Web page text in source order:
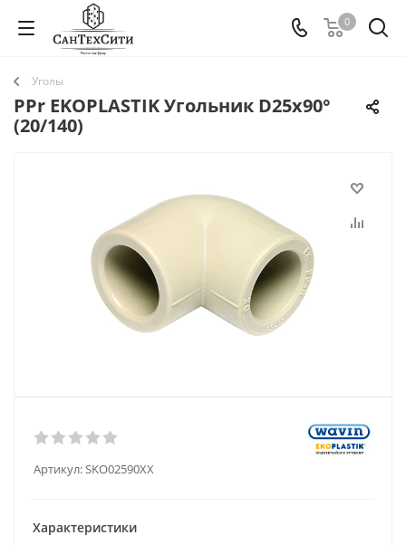
0
Уголы
PPr EKOPLASTIK Угольник D25х90°
(20/140)
Артикул:SKO02590XX
Характеристики